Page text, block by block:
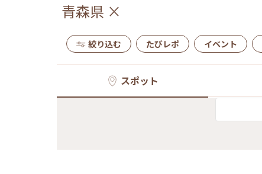
青森県 ×
絞り込む たびレポ イベント
スポット